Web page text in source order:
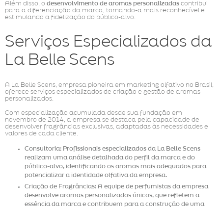
Além disso, o desenvolvimento de aromas personalizadas contribui
para a diferenciação da marca, tornando-a mais reconhecível e
estimulando a fidelização do público-alvo.
Serviços Especializados da
La Belle Scens
A La Belle Scens, empresa pioneira em marketing olfativo no Brasil,
oferece serviços especializados de criação e gestão de aromas
personalizados.
Com especialização acumulada desde sua fundação em
novembro de 2014, a empresa se destaca pela capacidade de
desenvolver fragrâncias exclusivas, adaptadas às necessidades e
valores de cada cliente.
Consultoria: Profissionais especializados da La Belle Scens
realizam uma análise detalhada do perfil da marca e do
público-alvo, identificando os aromas mais adequados para
potencializar a identidade olfativa da empresa.
Criação de Fragrâncias: A equipe de perfumistas da empresa
desenvolve aromas personalizados únicos, que refletem a
essência da marca e contribuem para a construção de uma